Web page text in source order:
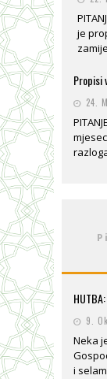
je
Propisi
24.
9.
Neka
i